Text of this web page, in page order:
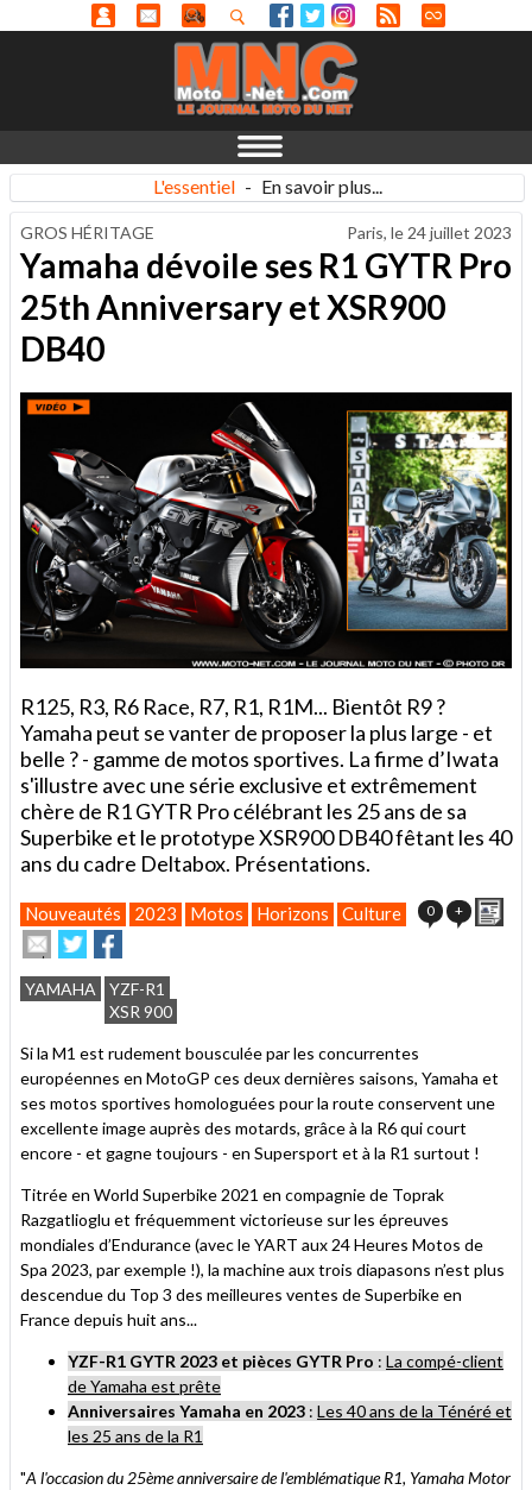
L'essentiel - En savoir plus...
GROS HÉRITAGE Paris, le 24 juillet 2023
Yamaha dévoile ses R1 GYTR Pro
25th Anniversary et XSR900
DB40
R125, R3, R6 Race, R7, R1, R1M... Bientôt R9 ?
Yamaha peut se vanter de proposer la plus large - et
belle ? - gamme de motos sportives. La firme d’Iwata
s'illustre avec une série exclusive et extrêmement
chère de R1 GYTR Pro célébrant les 25 ans de sa
Superbike et le prototype XSR900 DB40 fêtant les 40
ans du cadre Deltabox. Présentations.
Nouveautés 2023 Motos Horizons Culture 0 +
Envoyer
cet
article
à
Partager
sur
Twitter
sur
Facebook
YAMAHA
YZF-R1
XSR 900
Si la M1 est rudement bousculée par les concurrentes
européennes en MotoGP ces deux dernières saisons, Yamaha et
ses motos sportives homologuées pour la route conservent une
excellente image auprès des motards, grâce à la R6 qui court
encore - et gagne toujours - en Supersport et à la R1 surtout !
Titrée en World Superbike 2021 en compagnie de Toprak
Razgatlioglu et fréquemment victorieuse sur les épreuves
mondiales d’Endurance (avec le YART aux 24 Heures Motos de
Spa 2023, par exemple !), la machine aux trois diapasons n’est plus
descendue du Top 3 des meilleures ventes de Superbike en
France depuis huit ans...
YZF-R1 GYTR 2023 et pièces GYTR Pro : La compé-client
de Yamaha est prête
Anniversaires Yamaha en 2023 : Les 40 ans de la Ténéré et
les 25 ans de la R1
"A l'occasion du 25ème anniversaire de l'emblématique R1, Yamaha Motor